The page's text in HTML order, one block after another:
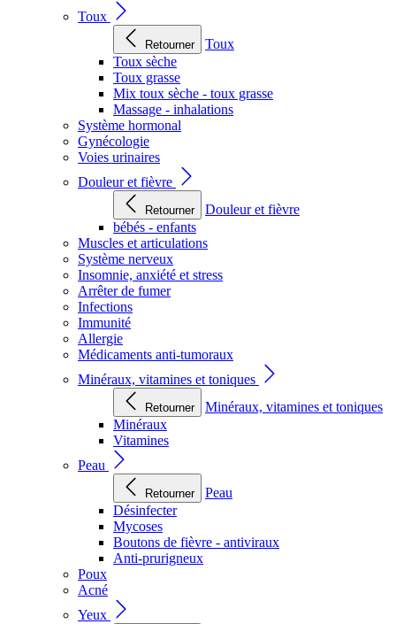
Toux
Retourner
Toux
Toux sèche
Toux grasse
Mix toux sèche - toux grasse
Massage - inhalations
Système hormonal
Gynécologie
Voies urinaires
Douleur et fièvre
Retourner
Douleur et fièvre
bébés - enfants
Muscles et articulations
Système nerveux
Insomnie, anxiété et stress
Arrêter de fumer
Infections
Immunité
Allergie
Médicaments anti-tumoraux
Minéraux, vitamines et toniques
Retourner
Minéraux, vitamines et toniques
Minéraux
Vitamines
Peau
Retourner
Peau
Désinfecter
Mycoses
Boutons de fièvre - antiviraux
Anti-prurigneux
Poux
Acné
Yeux